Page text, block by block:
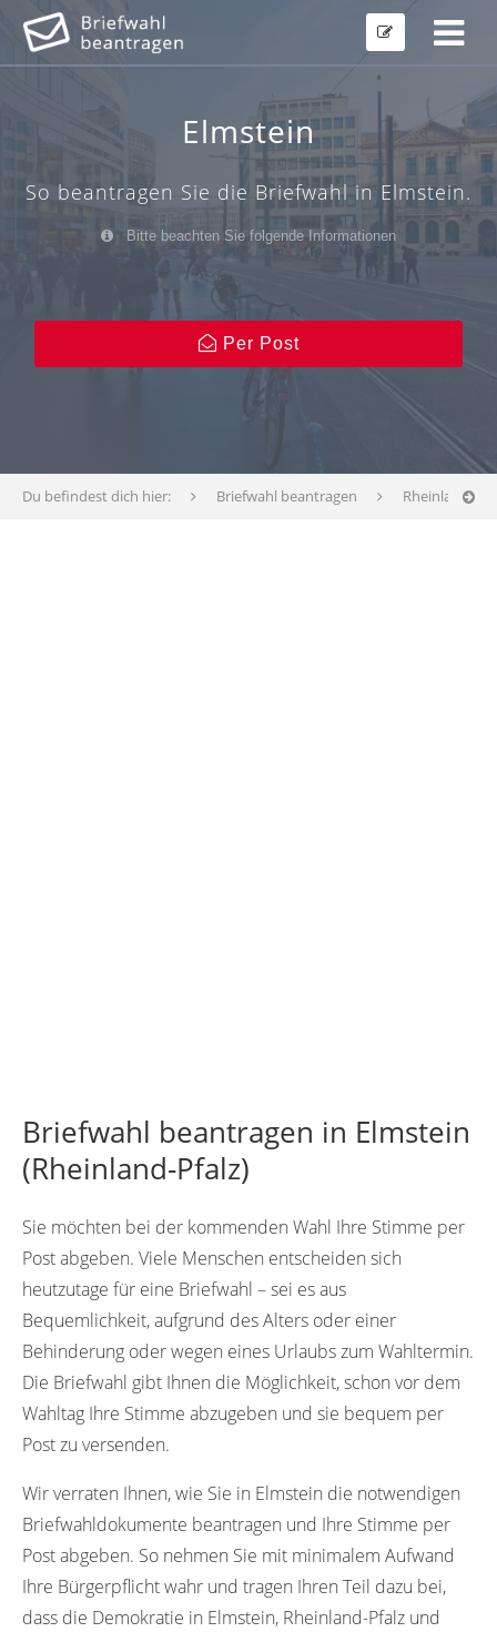
Elmstein
So beantragen Sie die Briefwahl in Elmstein.
Bitte beachten Sie folgende Informationen
Per Post
Du befindest dich hier: Briefwahl beantragen Rheinland-
Briefwahl beantragen in Elmstein
(Rheinland-Pfalz)
Sie möchten bei der kommenden Wahl Ihre Stimme per
Post abgeben. Viele Menschen entscheiden sich
heutzutage für eine Briefwahl – sei es aus
Bequemlichkeit, aufgrund des Alters oder einer
Behinderung oder wegen eines Urlaubs zum Wahltermin.
Die Briefwahl gibt Ihnen die Möglichkeit, schon vor dem
Wahltag Ihre Stimme abzugeben und sie bequem per
Post zu versenden.
Wir verraten Ihnen, wie Sie in Elmstein die notwendigen
Briefwahldokumente beantragen und Ihre Stimme per
Post abgeben. So nehmen Sie mit minimalem Aufwand
Ihre Bürgerpflicht wahr und tragen Ihren Teil dazu bei,
dass die Demokratie in Elmstein, Rheinland-Pfalz und